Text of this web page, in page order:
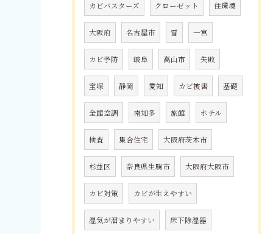
カビバスターズ クローゼット 住環境
大阪府 名古屋市 雪 一宮
カビ予防 岐阜 高山市 失敗
宝塚 静岡 愛知 カビ被害 基礎
全館空調 南知多 旅館 ホテル
検査 集合住宅 大阪府茨木市
杉並区 奈良県生駒市 大阪府大阪市
カビ対策 カビが生えやすい
湿気が溜まりやすい 床下除湿器